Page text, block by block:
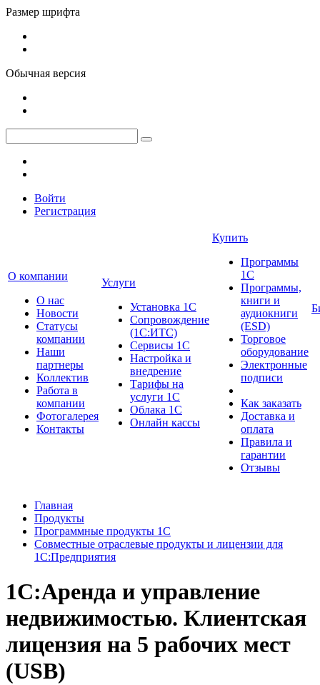
Размер шрифта
Обычная версия
Войти
Регистрация
О компании
О нас
Новости
Cтатусы
компании
Наши
партнеры
Коллектив
Работа в
компании
Фотогалерея
Контакты
Услуги
Установка 1С
Сопровождение
(1С:ИТС)
Сервисы 1С
Настройка и
внедрение
Тарифы на
услуги 1С
Облака 1С
Онлайн кассы
Купить
Программы
1С
Программы,
книги и
аудиокниги
(ESD)
Торговое
оборудование
Электронные
подписи
Как заказать
Доставка и
оплата
Правила и
гарантии
Отзывы
Главная
Продукты
Программные продукты 1С
Совместные отраслевые продукты и лицензии для
1С:Предприятия
1С:Аренда и управление
недвижимостью. Клиентская
лицензия на 5 рабочих мест
(USB)